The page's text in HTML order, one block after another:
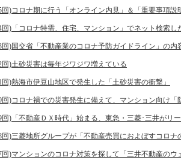
回)コロナ期に行う「オンライン内見」＆「重要事項説
回)「コロナ特需、住宅、マンション」でネット検索し
回)国交省「不動産業のコロナ予防ガイドライン」の内
回)土砂災害は毎年ジワジワ増えている
回)熱海市伊豆山地区で発生した「土砂災害の衝撃」
回)コロナ禍での災害発生に備えて、マンション向け「
回)「不動産ＤＸ時代」始まる、東急・三菱･三井がリ
回)三菱地所グループが「不動産売買におよぼすコロナ
回)マンションのコロナ対策を探して「三井不動産のウ